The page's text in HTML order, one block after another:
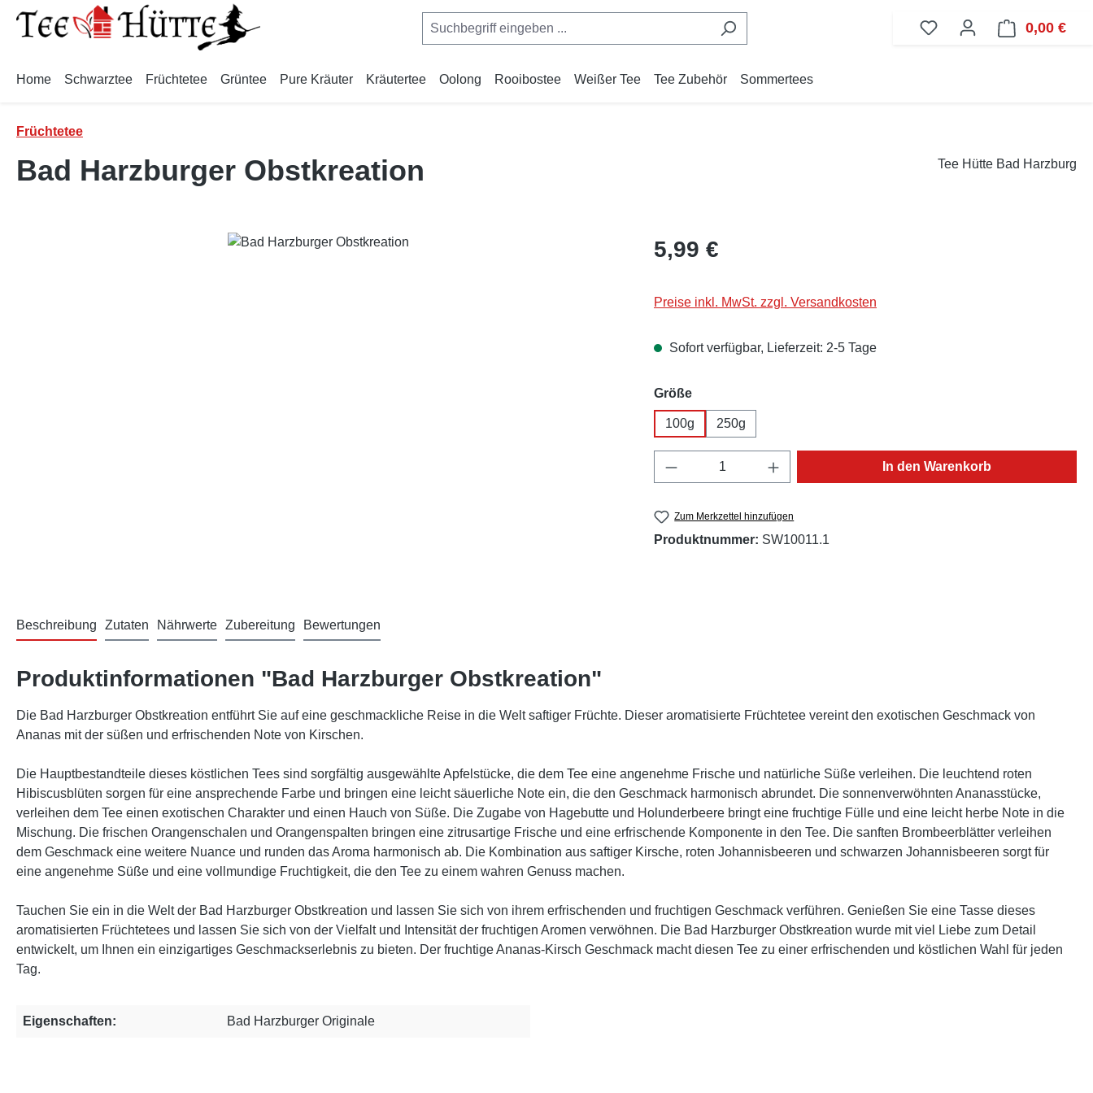
Hauptinhalt springen
Zur Suche springen
Zur Hauptnavigation springen
0,00 €
Home Schwarztee Früchtetee Grüntee Pure Kräuter Kräutertee Oolong Rooibostee Weißer Tee Tee Zubehör Sommertees
Früchtetee
Bad Harzburger Obstkreation Tee Hütte Bad Harzburg
Regulärer Preis:
5,99 €
Preise inkl. MwSt. zzgl. Versandkosten
Sofort verfügbar, Lieferzeit: 2-5 Tage
Größeauswählen
100g 250g
Produkt Anzahl: Gib den gewünschten Wert ein
In den Warenkorb
Zum Merkzettel hinzufügen
Produktnummer: SW10011.1
Beschreibung Zutaten Nährwerte Zubereitung Bewertungen
Produktinformationen "Bad Harzburger Obstkreation"
Die Bad Harzburger Obstkreation entführt Sie auf eine geschmackliche Reise in die Welt saftiger Früchte. Dieser aromatisierte Früchtetee vereint den exotischen Geschmack von
Ananas mit der süßen und erfrischenden Note von Kirschen.
Die Hauptbestandteile dieses köstlichen Tees sind sorgfältig ausgewählte Apfelstücke, die dem Tee eine angenehme Frische und natürliche Süße verleihen. Die leuchtend roten
Hibiscusblüten sorgen für eine ansprechende Farbe und bringen eine leicht säuerliche Note ein, die den Geschmack harmonisch abrundet. Die sonnenverwöhnten Ananasstücke,
verleihen dem Tee einen exotischen Charakter und einen Hauch von Süße. Die Zugabe von Hagebutte und Holunderbeere bringt eine fruchtige Fülle und eine leicht herbe Note in die
Mischung. Die frischen Orangenschalen und Orangenspalten bringen eine zitrusartige Frische und eine erfrischende Komponente in den Tee. Die sanften Brombeerblätter verleihen
dem Geschmack eine weitere Nuance und runden das Aroma harmonisch ab. Die Kombination aus saftiger Kirsche, roten Johannisbeeren und schwarzen Johannisbeeren sorgt für
eine angenehme Süße und eine vollmundige Fruchtigkeit, die den Tee zu einem wahren Genuss machen.
Tauchen Sie ein in die Welt der Bad Harzburger Obstkreation und lassen Sie sich von ihrem erfrischenden und fruchtigen Geschmack verführen. Genießen Sie eine Tasse dieses
aromatisierten Früchtetees und lassen Sie sich von der Vielfalt und Intensität der fruchtigen Aromen verwöhnen. Die Bad Harzburger Obstkreation wurde mit viel Liebe zum Detail
entwickelt, um Ihnen ein einzigartiges Geschmackserlebnis zu bieten. Der fruchtige Ananas-Kirsch Geschmack macht diesen Tee zu einer erfrischenden und köstlichen Wahl für jeden
Tag.
Eigenschaften: Bad Harzburger Originale